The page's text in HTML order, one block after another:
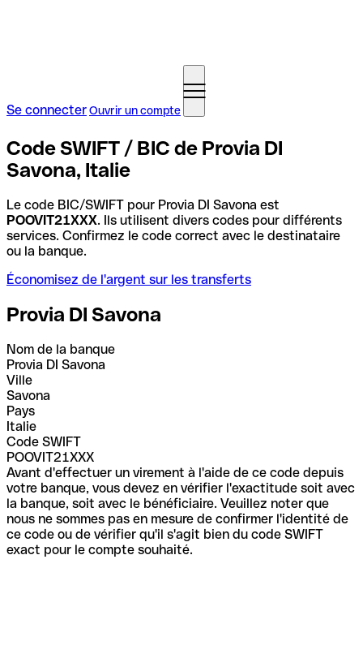
Se connecterOuvrir un compte
Code SWIFT / BIC de Provia DI
Savona, Italie
Le code BIC/SWIFT pour Provia DI Savona est
POOVIT21XXX. Ils utilisent divers codes pour différents
services. Confirmez le code correct avec le destinataire
ou la banque.
Économisez de l'argent sur les transferts
Provia DI Savona
Nom de la banque
Provia DI Savona
Ville
Savona
Pays
Italie
Code SWIFT
POOVIT21XXX
Avant d'effectuer un virement à l'aide de ce code depuis
votre banque, vous devez en vérifier l'exactitude soit avec
la banque, soit avec le bénéficiaire. Veuillez noter que
nous ne sommes pas en mesure de confirmer l'identité de
ce code ou de vérifier qu'il s'agit bien du code SWIFT
exact pour le compte souhaité.